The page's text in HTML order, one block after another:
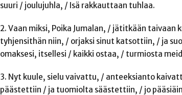
suuri / joulujuhla, / Isä rakkauttaan tuhlaa.
2. Vaan miksi, Poika Jumalan, / jätitkään taivaan
tyhjensithän niin, / orjaksi sinut katsottiin, / ja
omaksesi, itsellesi / kaikki ostaa, / turmiosta
3. Nyt kuule, sielu vaivattu, / anteeksianto
päästettiin / ja tuomiolta säästettiin, / jo